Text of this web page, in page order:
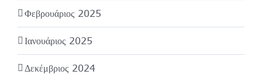
Φεβρουάριος 2025
Ιανουάριος 2025
Δεκέμβριος 2024